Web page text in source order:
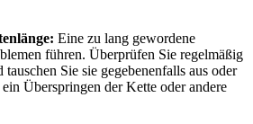
Eine zu lang gewordene
führen. Überprüfen Sie regelmäßig
Sie sie gegebenenfalls aus oder
Überspringen der Kette oder andere